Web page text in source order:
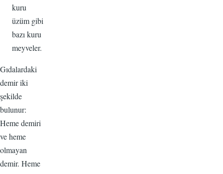
kuru
üzüm gibi
bazı kuru
meyveler.
Gıdalardaki
demir iki
şekilde
bulunur:
Heme demiri
ve heme
olmayan
demir. Heme